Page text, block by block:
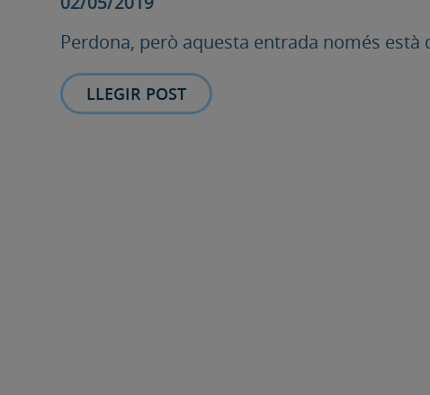
Perdona, però aquesta entrada només està
LLEGIR POST